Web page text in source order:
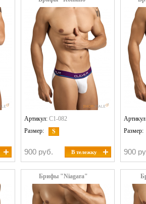
Артикул: C1-082
Размер:
S
В тележку
900 руб.
Размер:
900
Брифы "Niagara"